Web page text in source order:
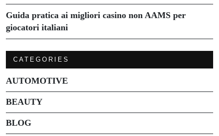
Guida pratica ai migliori casino non AAMS per
giocatori italiani
CATEGORIES
AUTOMOTIVE
BEAUTY
BLOG